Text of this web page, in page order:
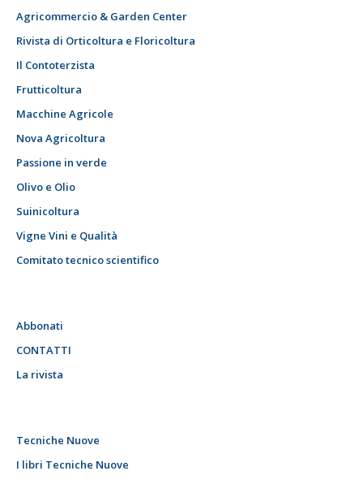
Agricommercio & Garden Center
Rivista di Orticoltura e Floricoltura
Il Contoterzista
Frutticoltura
Macchine Agricole
Nova Agricoltura
Passione in verde
Olivo e Olio
Suinicoltura
Vigne Vini e Qualità
Comitato tecnico scientifico
Abbonati
CONTATTI
La rivista
Tecniche Nuove
I libri Tecniche Nuove